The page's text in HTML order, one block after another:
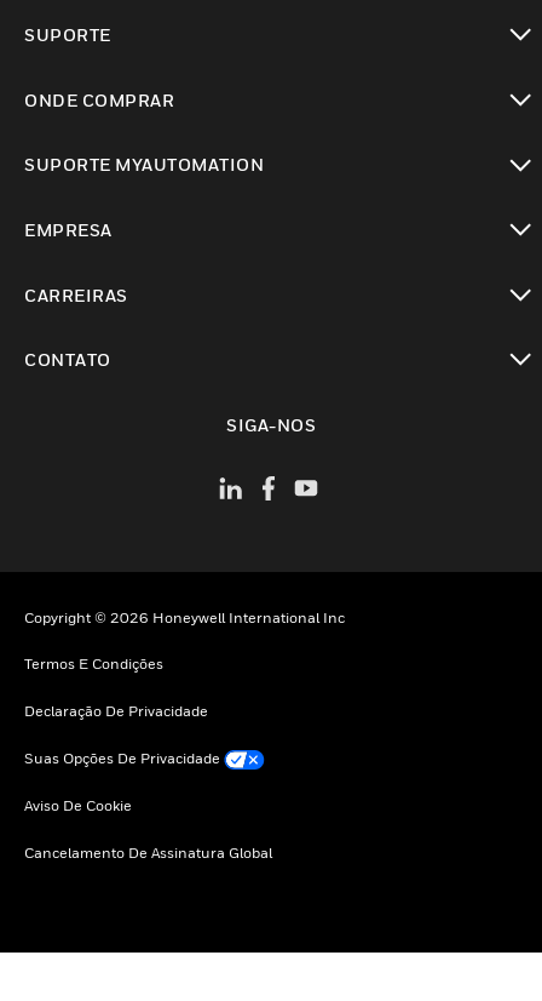
SUPORTE
ONDE COMPRAR
SUPORTE MYAUTOMATION
EMPRESA
CARREIRAS
CONTATO
SIGA-NOS
Copyright © 2026 Honeywell International Inc
Termos E Condições
Declaração De Privacidade
Suas Opções De Privacidade
Aviso De Cookie
Cancelamento De Assinatura Global